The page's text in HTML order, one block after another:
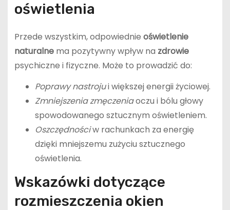
oświetlenia
Przede wszystkim, odpowiednie oświetlenie
naturalnema pozytywny wpływ na zdrowie
psychiczne i fizyczne. Może to prowadzić do:
Poprawy nastrojui większej energii życiowej.
Zmniejszenia zmęczeniaoczu i bólu głowy
spowodowanego sztucznym oświetleniem.
Oszczędnościw rachunkach za energię
dzięki mniejszemu zużyciu sztucznego
oświetlenia.
Wskazówki dotyczące
rozmieszczenia okien